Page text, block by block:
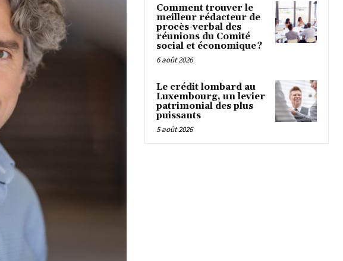
Comment trouver le
meilleur rédacteur de
procès-verbal des
réunions du Comité
social et économique ?
6 août 2026
Le crédit lombard au
Luxembourg, un levier
patrimonial des plus
puissants
5 août 2026